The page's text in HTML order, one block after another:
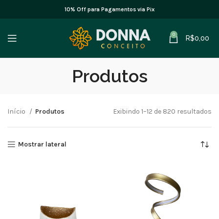
10% Off para Pagamentos via Pix
0 R$0,00
Produtos
Início Produtos Exibindo 1–12 de 820 resultados
Mostrar lateral